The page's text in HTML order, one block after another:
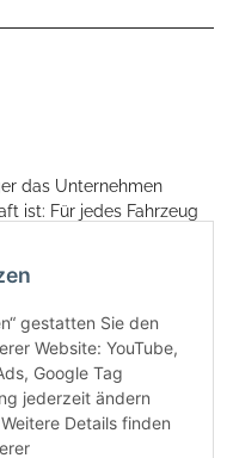
das Unternehmen
ist: Für jedes Fahrzeug
und individuell.
hinzu.
Materialien gefertigt.
ein
2010 auf
Sie zu den üblichen
gestatten Sie den
Website: YouTube,
Google Tag
jederzeit ändern
Details finden